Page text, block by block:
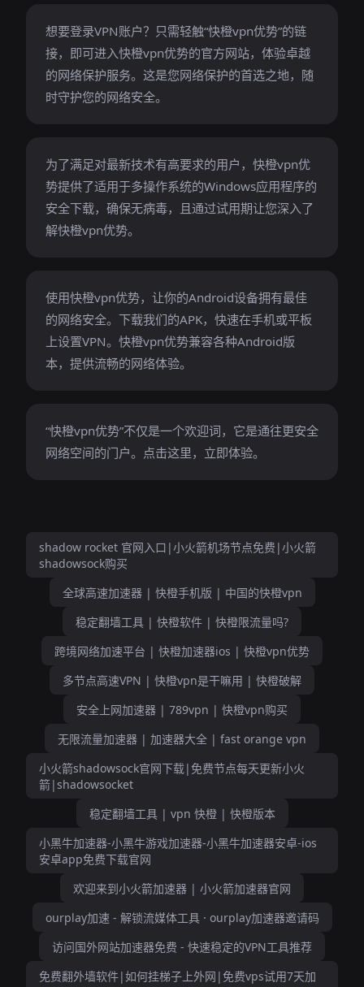
想要登录VPN账户？只需轻触“快橙vpn优势”的链
接，即可进入快橙vpn优势的官方网站，体验卓越
的网络保护服务。这是您网络保护的首选之地，随
时守护您的网络安全。
为了满足对最新技术有高要求的用户，快橙vpn优
势提供了适用于多操作系统的Windows应用程序的
安全下载，确保无病毒，且通过试用期让您深入了
解快橙vpn优势。
使用快橙vpn优势，让你的Android设备拥有最佳
的网络安全。下载我们的APK，快速在手机或平板
上设置VPN。快橙vpn优势兼容各种Android版
本，提供流畅的网络体验。
“快橙vpn优势”不仅是一个欢迎词，它是通往更安全
网络空间的门户。点击这里，立即体验。
shadow rocket 官网入口|小火箭机场节点免费|小火箭
shadowsock购买
全球高速加速器 | 快橙手机版 | 中国的快橙vpn
稳定翻墙工具 | 快橙软件 | 快橙限流量吗?
跨境网络加速平台 | 快橙加速器ios | 快橙vpn优势
多节点高速VPN | 快橙vpn是干嘛用 | 快橙破解
安全上网加速器 | 789vpn | 快橙vpn购买
无限流量加速器 | 加速器大全 | fast orange vpn
小火箭shadowsock官网下载|免费节点每天更新小火
箭|shadowsocket
稳定翻墙工具 | vpn 快橙 | 快橙版本
小黑牛加速器-小黑牛游戏加速器-小黑牛加速器安卓-ios
安卓app免费下载官网
欢迎来到小火箭加速器 | 小火箭加速器官网
ourplay加速 - 解锁流媒体工具 · ourplay加速器邀请码
访问国外网站加速器免费 - 快速稳定的VPN工具推荐
免费翻外墙软件|如何挂梯子上外网|免费vps试用7天加